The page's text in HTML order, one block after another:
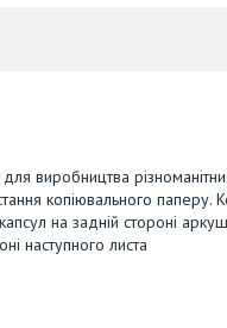
для виробництва
копіювального паперу.
на задній стороні
наступного листа